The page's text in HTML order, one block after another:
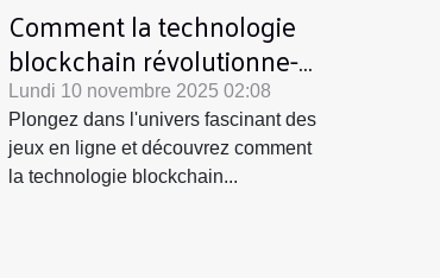
Comment la technologie
blockchain révolutionne-t-
elle les jeux en ligne ?
Lundi 10 novembre 2025 02:08
Plongez dans l'univers fascinant des
jeux en ligne et découvrez comment
la technologie blockchain...